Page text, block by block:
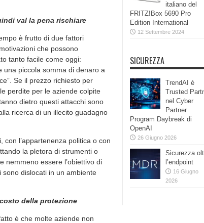
val la pena rischiare
è frutto di due fattori
che possono
tanto facile come oggi:
una piccola somma di denaro a
Se il prezzo richiesto per
perdite per le aziende colpite
dietro questi attacchi sono
ricerca di un illecito guadagno
l’appartenenza politica o con
la pletora di strumenti o
nemmeno essere l’obiettivo di
dislocati in un ambiente
della protezione
è che molte aziende non
italiano del
FRITZ!Box 5690 Pro
Edition International
12 Settembre 2024
SICUREZZA
TrendAI è
Trusted
nel Cyber
Partner
Program Daybreak di
OpenAI
26 Giugno 2026
Sicurezza
l’endpoint
16 Giugno
2026